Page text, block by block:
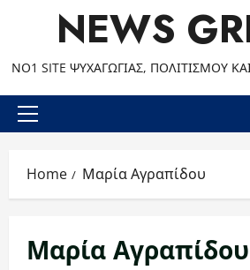
NEWS
ΝΟ1 SITE ΨΥΧΑΓΩΓΊΑΣ, ΠΟΛΙΤΙΣΜΟΎ
Primary
Home Μαρία Αγραπίδου
Μαρία Αγραπίδου